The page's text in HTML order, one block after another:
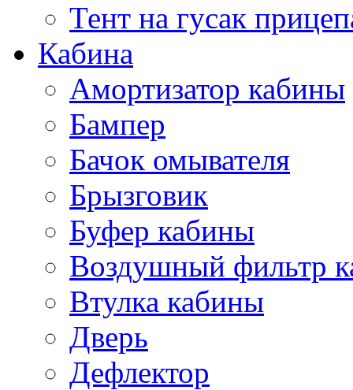
Тент на гусак
Кабина
Амортизатор кабины
Бампер
Бачок омывателя
Брызговик
Буфер кабины
Воздушный фильтр
Втулка кабины
Дверь
Дефлектор